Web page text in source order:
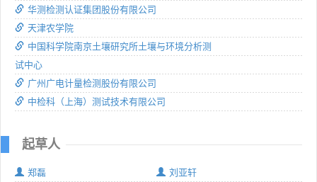
华测检测认证集团股份有限公司
天津农学院
中国科学院南京土壤研究所土壤与环境分析测
试中心
广州广电计量检测股份有限公司
中检科（上海）测试技术有限公司
起草人
郑磊
刘亚轩